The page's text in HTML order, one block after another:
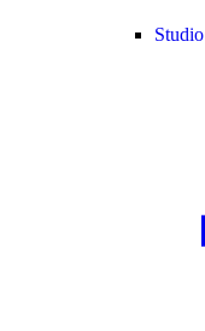
Studio